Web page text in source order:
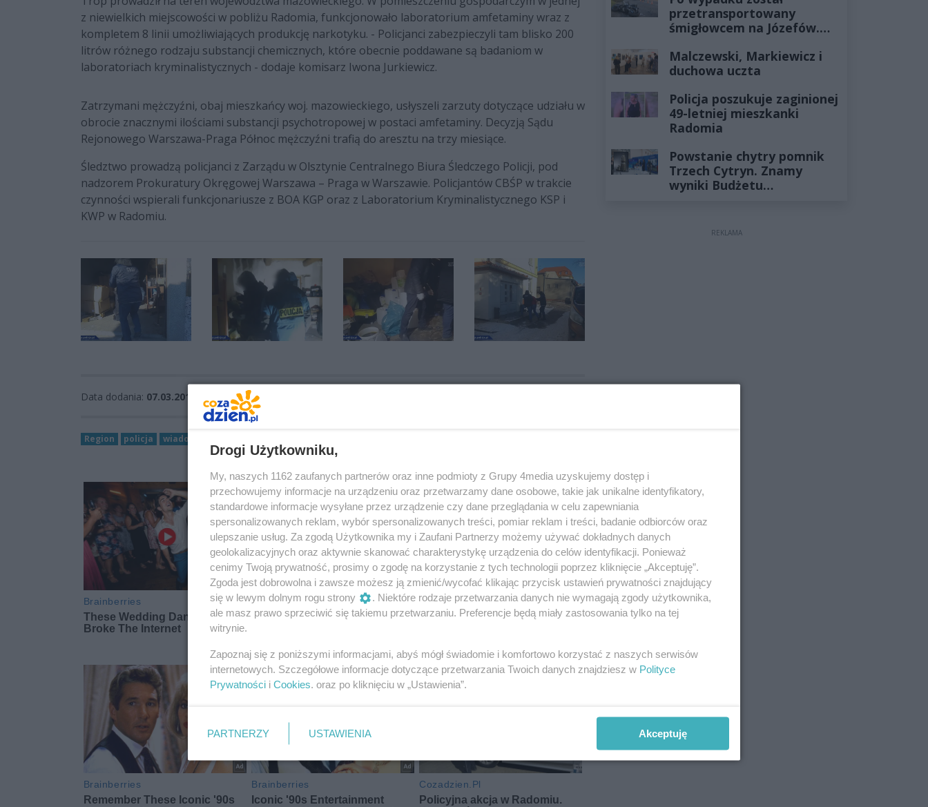
z niewielkich miejscowości w pobliżu Radomia, funkcjonowało laboratorium amfetaminy wraz z
kompletem 8 linii umożliwiających produkcję narkotyku. - Policjanci zabezpieczyli tam blisko 200
litrów różnego rodzaju substancji chemicznych, które obecnie poddawane są badaniom w
laboratoriach kryminalistycznych - dodaje komisarz Iwona Jurkiewicz.
Zatrzymani mężczyźni, obaj mieszkańcy woj. mazowieckiego, usłyszeli zarzuty dotyczące udziału w
obrocie znacznymi ilościami substancji psychotropowej w postaci amfetaminy. Decyzją Sądu
Rejonowego Warszawa-Praga Północ mężczyźni trafią do aresztu na trzy miesiące.
Śledztwo prowadzą policjanci z Zarządu w Olsztynie Centralnego Biura Śledczego Policji, pod
nadzorem Prokuratury Okręgowej Warszawa – Praga w Warszawie. Policjantów CBŚP w trakcie
czynności wspierali funkcjonariusze z BOA KGP oraz z Laboratorium Kryminalistycznego KSP i
KWP w Radomiu.
Data dodania: 07.03.2018 10:14
Region policja wiadomości region
przetransportowany
śmigłowcem na Józefów.
żyłach
Malczewski, Markiewicz i
duchowa uczta
Policja poszukuje zaginionej
49-letniej mieszkanki
Radomia
Powstanie chytry pomnik
Trzech Cytryn. Znamy
wyniki Budżetu
REKLAMA
Drogi Użytkowniku,
My, naszych 1162 zaufanych partnerów oraz inne podmioty z Grupy 4media uzyskujemy dostęp i
przechowujemy informacje na urządzeniu oraz przetwarzamy dane osobowe, takie jak unikalne identyfikatory,
standardowe informacje wysyłane przez urządzenie czy dane przeglądania w celu zapewniania
spersonalizowanych reklam, wybór spersonalizowanych treści, pomiar reklam i treści, badanie odbiorców oraz
ulepszanie usług. Za zgodą Użytkownika my i Zaufani Partnerzy możemy używać dokładnych danych
geolokalizacyjnych oraz aktywnie skanować charakterystykę urządzenia do celów identyfikacji. Ponieważ
cenimy Twoją prywatność, prosimy o zgodę na korzystanie z tych technologii poprzez kliknięcie „Akceptuję”.
Zgoda jest dobrowolna i zawsze możesz ją zmienić/wycofać klikając przycisk ustawień prywatności znajdujący
się w lewym dolnym rogu strony
. Niektóre rodzaje przetwarzania danych nie wymagają zgody użytkownika,
ale masz prawo sprzeciwić się takiemu przetwarzaniu. Preferencje będą miały zastosowania tylko na tej
witrynie.
Zapoznaj się z poniższymi informacjami, abyś mógł świadomie i komfortowo korzystać z naszych serwisów
internetowych. Szczegółowe informacje dotyczące przetwarzania Twoich danych znajdziesz w Polityce
Prywatności i Cookies. oraz po kliknięciu w „Ustawienia”.
PARTNERZY USTAWIENIA Akceptuję